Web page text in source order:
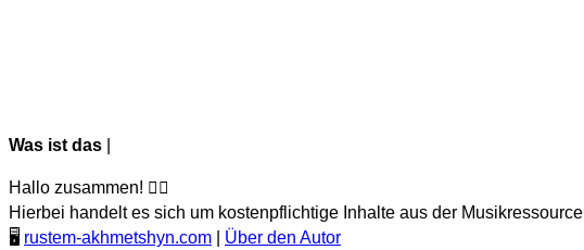
Was ist das
Hallo zusammen! 🙋‍♂️
Hierbei handelt es sich um kostenpflichtige Inhalte aus der Musikressource
🖥️ rustem-akhmetshyn.com Über den Autor